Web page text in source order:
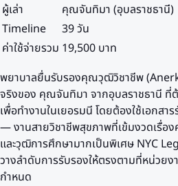
ผู้เล่า
คุณจันทิมา (อุบลราชธานี)
Timeline
39 วัน
ค่าใช้จ่ายรวม 19,500 บาท
พยาบาลยื่นรับรองคุณวุฒิวิชาชีพ
จริงของ คุณจันทิมา จากอุบลราชธานี
เพื่อทำงานในเยอรมนี โดยต้องใช้เอกสา
— งานสายวิชาชีพสุขภาพที่เข้มงวดเรื่อ
และวุฒิการศึกษามากเป็นพิเศษ NYC
วางลำดับการรับรองให้ตรงตามที่หน่วย
กำหนด